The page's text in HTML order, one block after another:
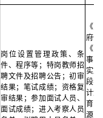
岗位设置管理政策、条
件、程序等；特岗教师招
聘文件及招聘公告；初审
结果；笔试成绩；资格复
审结果；参加面试人员、
面试成绩；进入考察人员
《
府信
《
事
实施
段学
计划
育
源